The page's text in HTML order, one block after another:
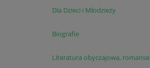
Dla Dzieci i Młodzieży
Biografie
Literatura obyczajowa, romanse